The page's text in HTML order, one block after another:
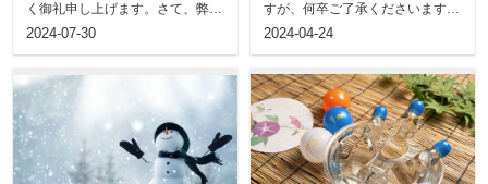
く御礼申し上げます。さて、弊社
では下記の期間、夏季休業とさせ
2024-07-30
すが、何卒ご了承くださいますよ
うお願い申し上げます。2024年4
2024-04-24